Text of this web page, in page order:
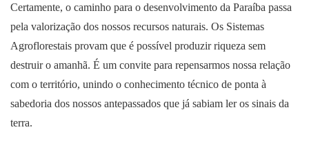
Certamente, o caminho para o desenvolvimento da Paraíba passa
pela valorização dos nossos recursos naturais. Os Sistemas
Agroflorestais provam que é possível produzir riqueza sem
destruir o amanhã. É um convite para repensarmos nossa relação
com o território, unindo o conhecimento técnico de ponta à
sabedoria dos nossos antepassados que já sabiam ler os sinais da
terra.